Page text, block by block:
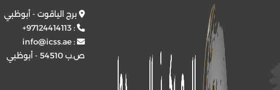
برج الياقوت - أبوظبي
:
+97124414113
:
info@icss.ae
ص.ب 54510 - أبوظبي